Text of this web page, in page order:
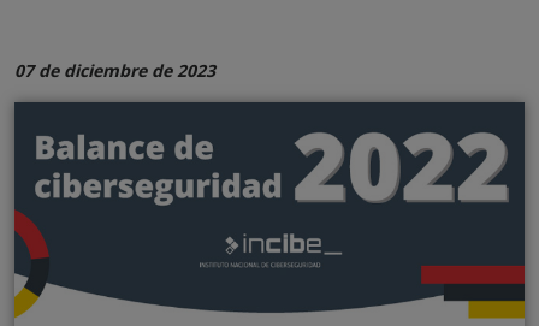
07 de diciembre de 2023